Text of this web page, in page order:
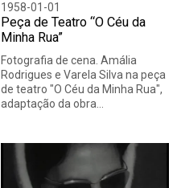
1958-01-01
Peça de Teatro “O Céu da
Minha Rua”
Fotografia de cena. Amália
Rodrigues e Varela Silva na peça
de teatro "O Céu da Minha Rua",
adaptação da obra…